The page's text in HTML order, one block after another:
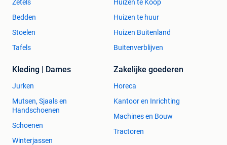
Zetels
Bedden
Stoelen
Tafels
Huizen te Koop
Huizen te huur
Huizen Buitenland
Buitenverblijven
Kleding | Dames
Jurken
Mutsen, Sjaals en
Handschoenen
Schoenen
Winterjassen
Zakelijke goederen
Horeca
Kantoor en Inrichting
Machines en Bouw
Tractoren